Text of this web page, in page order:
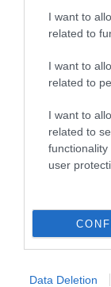
I want to
related to
I want to
related to
I want to
related to
user
Data Deletion
A
repülővel,
teszik.
azzal, ha
Egy
így
a…
HAMU ÉS